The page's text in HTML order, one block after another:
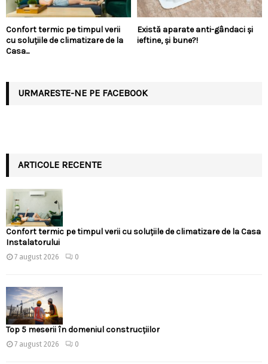
Confort termic pe timpul verii
cu soluțiile de climatizare de la
Casa...
Există aparate anti-gândaci și
ieftine, și bune?!
URMARESTE-NE PE FACEBOOK
ARTICOLE RECENTE
Confort termic pe timpul verii cu soluțiile de climatizare de la Casa
Instalatorului
7 august 2026 0
Top 5 meserii în domeniul construcțiilor
7 august 2026 0